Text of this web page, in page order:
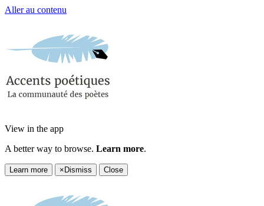
Aller au contenu
View in the app
A better way to browse. Learn more.
Learn more × Dismiss Close